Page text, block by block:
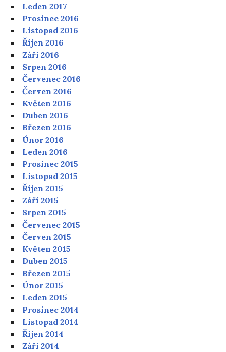
Leden 2017
Prosinec 2016
Listopad 2016
Říjen 2016
Září 2016
Srpen 2016
Červenec 2016
Červen 2016
Květen 2016
Duben 2016
Březen 2016
Únor 2016
Leden 2016
Prosinec 2015
Listopad 2015
Říjen 2015
Září 2015
Srpen 2015
Červenec 2015
Červen 2015
Květen 2015
Duben 2015
Březen 2015
Únor 2015
Leden 2015
Prosinec 2014
Listopad 2014
Říjen 2014
Září 2014